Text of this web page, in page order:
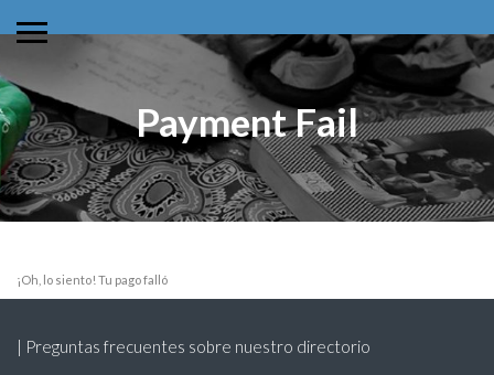
Payment Fail
¡Oh, lo siento! Tu pago falló
| Preguntas frecuentes sobre nuestro directorio